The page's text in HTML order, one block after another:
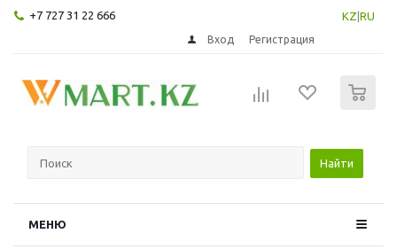
+7 727 31 22 666 KZ RU
Вход Регистрация
Найти
МЕНЮ